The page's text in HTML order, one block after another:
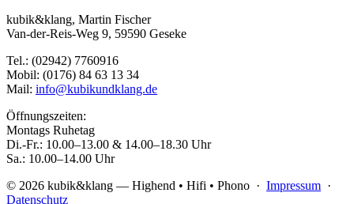
kubik&klang, Martin Fischer
Van-der-Reis-Weg 9, 59590 Geseke
Tel.: (02942) 7760916
Mobil: (0176) 84 63 13 34
Mail: info@kubikundklang.de
Öffnungszeiten:
Montags Ruhetag
Di.-Fr.: 10.00–13.00 & 14.00–18.30 Uhr
Sa.: 10.00–14.00 Uhr
© 2026 kubik&klang — Highend • Hifi • Phono · Impressum ·
Datenschutz